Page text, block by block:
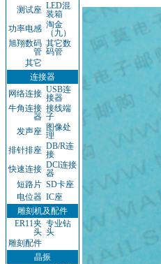
测试座 LED混
装箱
功率电感 淘金
（九）
旭翔数码
管
其它数
码管
其它
连接器
网络连接 USB连
接器
牛角连接
器
接线端
子
发声座 图像处
理
排针排座 DB/R连
接
快速连接 DCl连接
器
短路片 SD卡座
电位器 IC座
雕刻机及配件
ER11夹
头
专业钻
头
雕刻配件
晶振